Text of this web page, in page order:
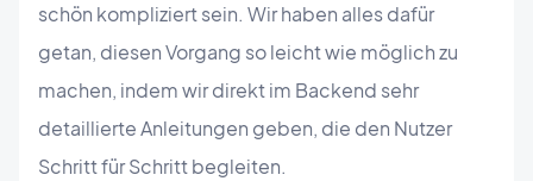
schön kompliziert sein. Wir haben alles dafür
getan, diesen Vorgang so leicht wie möglich zu
machen, indem wir direkt im Backend sehr
detaillierte Anleitungen geben, die den Nutzer
Schritt für Schritt begleiten.